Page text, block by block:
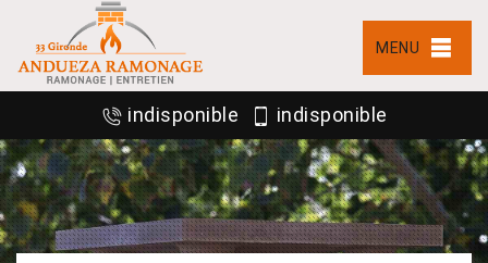
MENU
indisponible indisponible